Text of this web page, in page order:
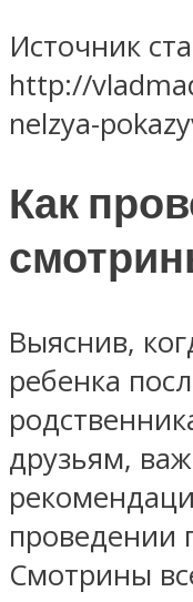
Источник
http://
nelzya-
Как
Выяснив,
ребенка
друзьям,
проведении
Смотрины